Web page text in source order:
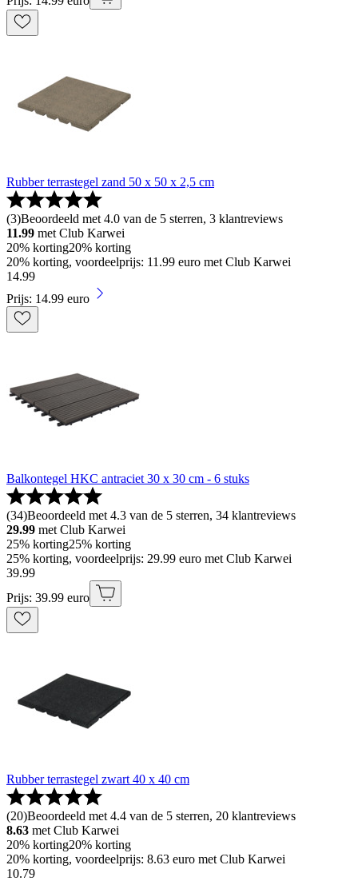
Rubber terrastegel zand 50 x 50 x 2,5 cm
(3)Beoordeeld met 4.0 van de 5 sterren, 3 klantreviews
11.99 met Club Karwei
20% korting20% korting
20% korting, voordeelprijs: 11.99 euro met Club Karwei
14.99
Prijs: 14.99 euro
Balkontegel HKC antraciet 30 x 30 cm - 6 stuks
(34)Beoordeeld met 4.3 van de 5 sterren, 34 klantreviews
29.99 met Club Karwei
25% korting25% korting
25% korting, voordeelprijs: 29.99 euro met Club Karwei
39.99
Prijs: 39.99 euro
Rubber terrastegel zwart 40 x 40 cm
(20)Beoordeeld met 4.4 van de 5 sterren, 20 klantreviews
8.63 met Club Karwei
20% korting20% korting
20% korting, voordeelprijs: 8.63 euro met Club Karwei
10.79